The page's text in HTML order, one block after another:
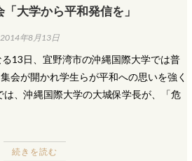
大学から平和発信を」
2014年8月13日
13日、宜野湾市の沖縄国際大学では普
会が開かれ学生らが平和への思いを強く
、沖縄国際大学の大城保学長が、「危
続きを読む